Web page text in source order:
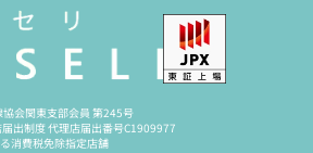
会関東支部会員 第245号
出制度 代理店届出番号C1909977
消費税免除指定店舗